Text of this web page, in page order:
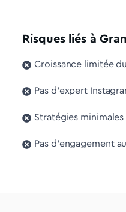
Risques liés à
Croissance limitée
Pas d'expert
Stratégies
Pas d'engagement